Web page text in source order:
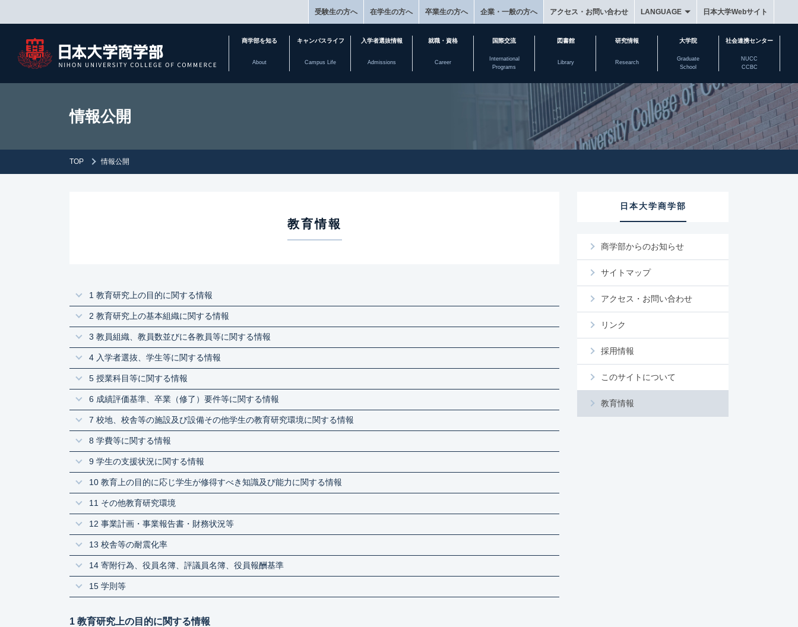
商学部を知る
About
キャンパスライフ
Campus Life
入学者選抜情報
Admissions
就職・資格
Career
国際交流
International
Programs
図書館
Library
研究情報
Research
大学院
Graduate
School
社会連携センター
NUCC
CCBC
受験生の方へ 在学生の方へ 卒業生の方へ 企業・一般の方へ アクセス・お問い合わせ LANGUAGE 日本大学Webサイト
情報公開
TOP 情報公開
教育情報
1 教育研究上の目的に関する情報
2 教育研究上の基本組織に関する情報
3 教員組織、教員数並びに各教員等に関する情報
4 入学者選抜、学生等に関する情報
5 授業科目等に関する情報
6 成績評価基準、卒業（修了）要件等に関する情報
7 校地、校舎等の施設及び設備その他学生の教育研究環境に関する情報
8 学費等に関する情報
9 学生の支援状況に関する情報
10 教育上の目的に応じ学生が修得すべき知識及び能力に関する情報
11 その他教育研究環境
12 事業計画・事業報告書・財務状況等
13 校舎等の耐震化率
14 寄附行為、役員名簿、評議員名簿、役員報酬基準
15 学則等
1 教育研究上の目的に関する情報
日本大学商学部
商学部からのお知らせ
サイトマップ
アクセス・お問い合わせ
リンク
採用情報
このサイトについて
教育情報